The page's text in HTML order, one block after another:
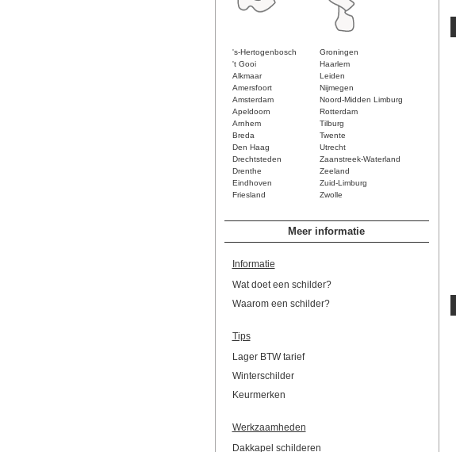
's-Hertogenbosch
Groningen
't Gooi
Haarlem
Alkmaar
Leiden
Amersfoort
Nijmegen
Amsterdam
Noord-Midden Limburg
Apeldoorn
Rotterdam
Arnhem
Tilburg
Breda
Twente
Den Haag
Utrecht
Drechtsteden
Zaanstreek-Waterland
Drenthe
Zeeland
Eindhoven
Zuid-Limburg
Friesland
Zwolle
Meer informatie
Informatie
Wat doet een schilder?
Waarom een schilder?
Tips
Lager BTW tarief
Winterschilder
Keurmerken
Werkzaamheden
Dakkapel schilderen